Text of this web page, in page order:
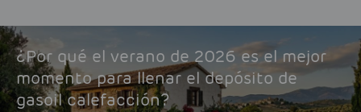
¿Por qué el verano de 2026 es el mejor
momento para llenar el depósito de
gasoil calefacción?